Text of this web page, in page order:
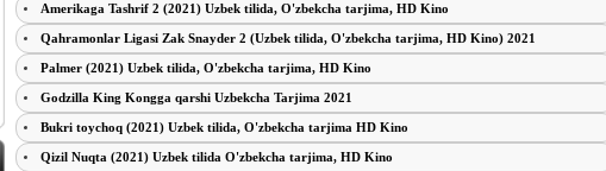
Amerikaga Tashrif 2 (2021) Uzbek tilida, O'zbekcha tarjima, HD Kino
Qahramonlar Ligasi Zak Snayder 2 (Uzbek tilida, O'zbekcha tarjima, HD Kino) 2021
Palmer (2021) Uzbek tilida, O'zbekcha tarjima, HD Kino
Godzilla King Kongga qarshi Uzbekcha Tarjima 2021
Bukri toychoq (2021) Uzbek tilida, O'zbekcha tarjima HD Kino
Qizil Nuqta (2021) Uzbek tilida O'zbekcha tarjima, HD Kino